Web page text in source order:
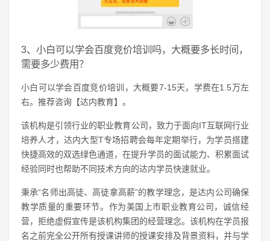
3、小白可以学会百度竞价培训吗，大概要多长时间，
需要多少费用？
小白可以学会百度竞价培训，大概要7-15天，学费在1.5万左
右。推荐咨询【达内教育】。
该机构是引领行业的职业教育公司，致力于面向IT互联网行业
培养人才，达内大型T专场招聘会每年定期举行，为学员搭建
快捷高效的双选绿色通道，在提升学员的面试能力、积累面试
经验同时也帮助不同技术方向的达内学员快速就业。
秉承“名师出高徒、高徒拿高薪”的教学理念，是达内公司确保
教学质量的重要环节。作为美国上市职业教育公司，诚信经
营，拒绝虚假宣传是该机构集团的经营理念。该机构在学员报
名之前完全公开所有授课讲师的授课安排及背景资料，并与学